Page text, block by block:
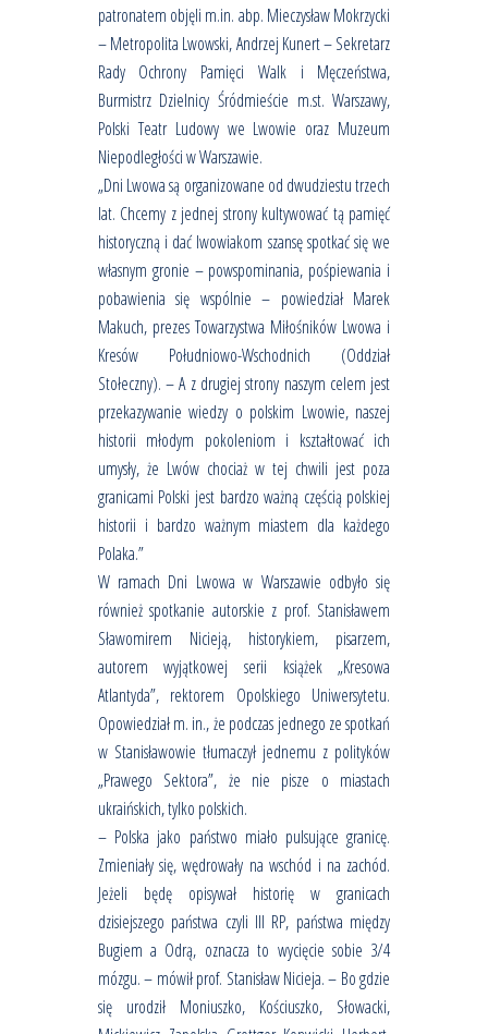
patronatem objęli m.in. abp. Mieczysław Mokrzycki
– Metropolita Lwowski, Andrzej Kunert – Sekretarz
Rady Ochrony Pamięci Walk i Męczeństwa,
Burmistrz Dzielnicy Śródmieście m.st. Warszawy,
Polski Teatr Ludowy we Lwowie oraz Muzeum
Niepodległości w Warszawie.
„Dni Lwowa są organizowane od dwudziestu trzech
lat. Chcemy z jednej strony kultywować tą pamięć
historyczną i dać lwowiakom szansę spotkać się we
własnym gronie – powspominania, pośpiewania i
pobawienia się wspólnie – powiedział Marek
Makuch, prezes Towarzystwa Miłośników Lwowa i
Kresów Południowo-Wschodnich (Oddział
Stołeczny). – A z drugiej strony naszym celem jest
przekazywanie wiedzy o polskim Lwowie, naszej
historii młodym pokoleniom i kształtować ich
umysły, że Lwów chociaż w tej chwili jest poza
granicami Polski jest bardzo ważną częścią polskiej
historii i bardzo ważnym miastem dla każdego
Polaka.”
W ramach Dni Lwowa w Warszawie odbyło się
również spotkanie autorskie z prof. Stanisławem
Sławomirem Nicieją, historykiem, pisarzem,
autorem wyjątkowej serii książek „Kresowa
Atlantyda”, rektorem Opolskiego Uniwersytetu.
Opowiedział m. in., że podczas jednego ze spotkań
w Stanisławowie tłumaczył jednemu z polityków
„Prawego Sektora”, że nie pisze o miastach
ukraińskich, tylko polskich.
– Polska jako państwo miało pulsujące granicę.
Zmieniały się, wędrowały na wschód i na zachód.
Jeżeli będę opisywał historię w granicach
dzisiejszego państwa czyli III RP, państwa między
Bugiem a Odrą, oznacza to wycięcie sobie 3/4
mózgu. – mówił prof. Stanisław Nicieja. – Bo gdzie
się urodził Moniuszko, Kościuszko, Słowacki,